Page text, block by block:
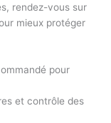
rendez-vous sur
mieux protéger
pour
et contrôle des